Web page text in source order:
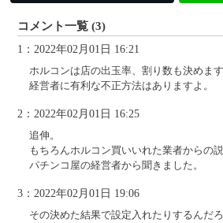
コメント一覧 (3)
1：2022年02月01日 16:21
ホルコンは店の出玉率、割り数も決めま
経営者に有利な不正方法はありますよ。
2：2022年02月01日 16:25
追伸。
もちろんホルコン買いいれた業者からの
パチンコ屋の経営者から聞きました。
3：2022年02月01日 19:06
その決めた結果で設定入れたりするんだ